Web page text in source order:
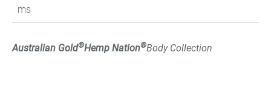
ms
Australian Gold®Hemp Nation®Body Collection